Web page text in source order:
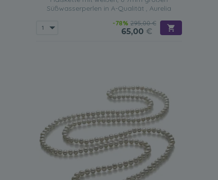
Süßwasserperlen in A-Qualität , Aurelia
-78% 295,00 €
65,00 €